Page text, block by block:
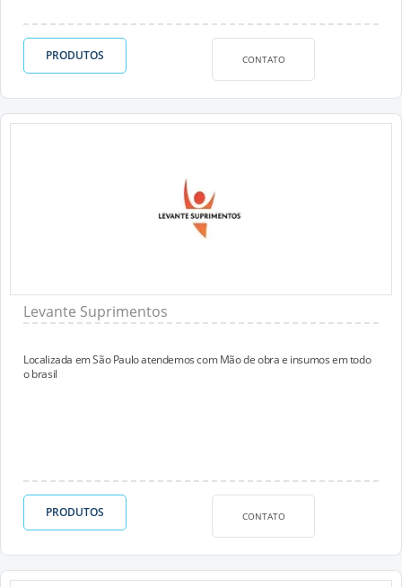
PRODUTOS CONTATO
Levante Suprimentos
Localizada em São Paulo atendemos com Mão de obra e insumos em todo
o brasil
PRODUTOS CONTATO